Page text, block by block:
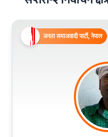
जनता समाजवादी पार्टी, नेपाल